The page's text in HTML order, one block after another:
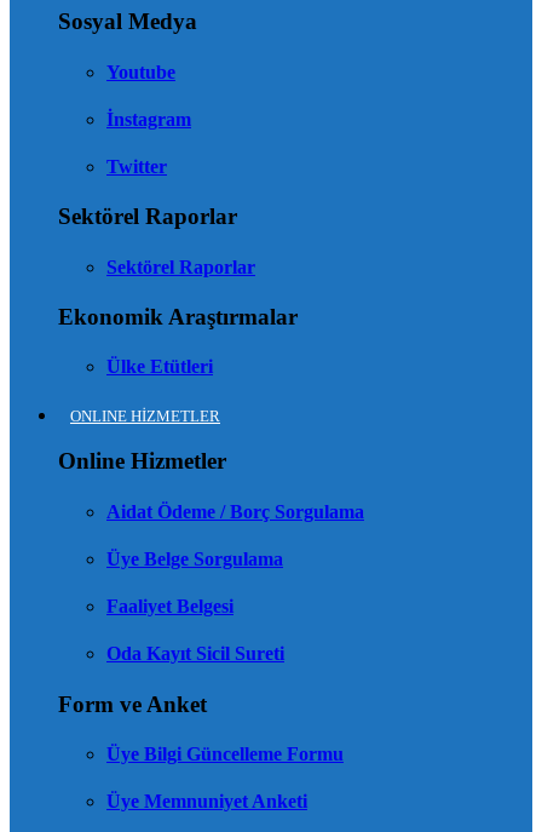
Sosyal Medya
Youtube
İnstagram
Twitter
Sektörel Raporlar
Sektörel Raporlar
Ekonomik Araştırmalar
Ülke Etütleri
ONLINE HİZMETLER
Online Hizmetler
Aidat Ödeme / Borç Sorgulama
Üye Belge Sorgulama
Faaliyet Belgesi
Oda Kayıt Sicil Sureti
Form ve Anket
Üye Bilgi Güncelleme Formu
Üye Memnuniyet Anketi